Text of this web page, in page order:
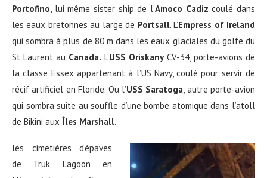
Portofino, lui même sister ship de l’Amoco Cadiz coulé dans
les eaux bretonnes au large de Portsall. L’Empress of Ireland
qui sombra à plus de 80 m dans les eaux glaciales du golfe du
St Laurent au Canada. L’USS OriskanyCV-34, porte-avions de
la classe Essex appartenant à l’US Navy, coulé pour servir de
récif artificiel en Floride. Ou l’USS Saratoga, autre porte-avion
qui sombra suite au souffle d’une bombe atomique dans l’atoll
de Bikini aux Îles Marshall.
les cimetières d’épaves
de Truk Lagoon en